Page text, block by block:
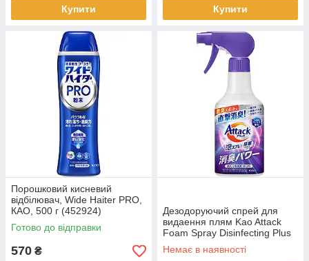
Купити Купити
Порошковий кисневий
відбілювач, Wide Hаіter PRO,
КАО, 500 г (452924)
Готово до відправки
570 ₴
Дезодоруючий спрей для
видаення плям Kao Attack
Foam Spray Disinfecting Plus
Deodorizing Power Body 300
мл.
Немає в наявності